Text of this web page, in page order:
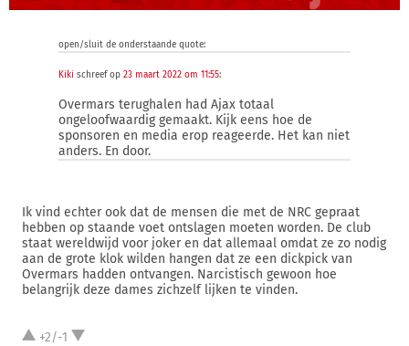
open/sluit de onderstaande quote:
Kiki schreef op 23 maart 2022 om 11:55:
Overmars terughalen had Ajax totaal
ongeloofwaardig gemaakt. Kijk eens hoe de
sponsoren en media erop reageerde. Het kan niet
anders. En door.
Ik vind echter ook dat de mensen die met de NRC gepraat
hebben op staande voet ontslagen moeten worden. De club
staat wereldwijd voor joker en dat allemaal omdat ze zo nodig
aan de grote klok wilden hangen dat ze een dickpick van
Overmars hadden ontvangen. Narcistisch gewoon hoe
belangrijk deze dames zichzelf lijken te vinden.
+2/-1